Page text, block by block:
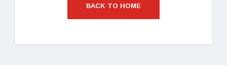
BACK TO HOME